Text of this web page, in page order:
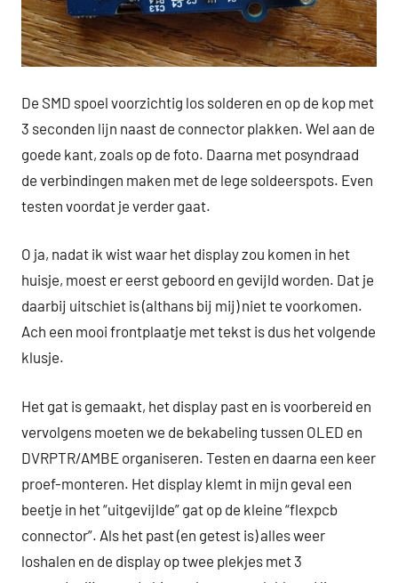
De SMD spoel voorzichtig los solderen en op de kop met
3 seconden lijn naast de connector plakken. Wel aan de
goede kant, zoals op de foto. Daarna met posyndraad
de verbindingen maken met de lege soldeerspots. Even
testen voordat je verder gaat.
O ja, nadat ik wist waar het display zou komen in het
huisje, moest er eerst geboord en gevijld worden. Dat je
daarbij uitschiet is (althans bij mij) niet te voorkomen.
Ach een mooi frontplaatje met tekst is dus het volgende
klusje.
Het gat is gemaakt, het display past en is voorbereid en
vervolgens moeten we de bekabeling tussen OLED en
DVRPTR/AMBE organiseren. Testen en daarna een keer
proef-monteren. Het display klemt in mijn geval een
beetje in het “uitgevijlde” gat op de kleine “flexpcb
connector”. Als het past (en getest is) alles weer
loshalen en de display op twee plekjes met 3